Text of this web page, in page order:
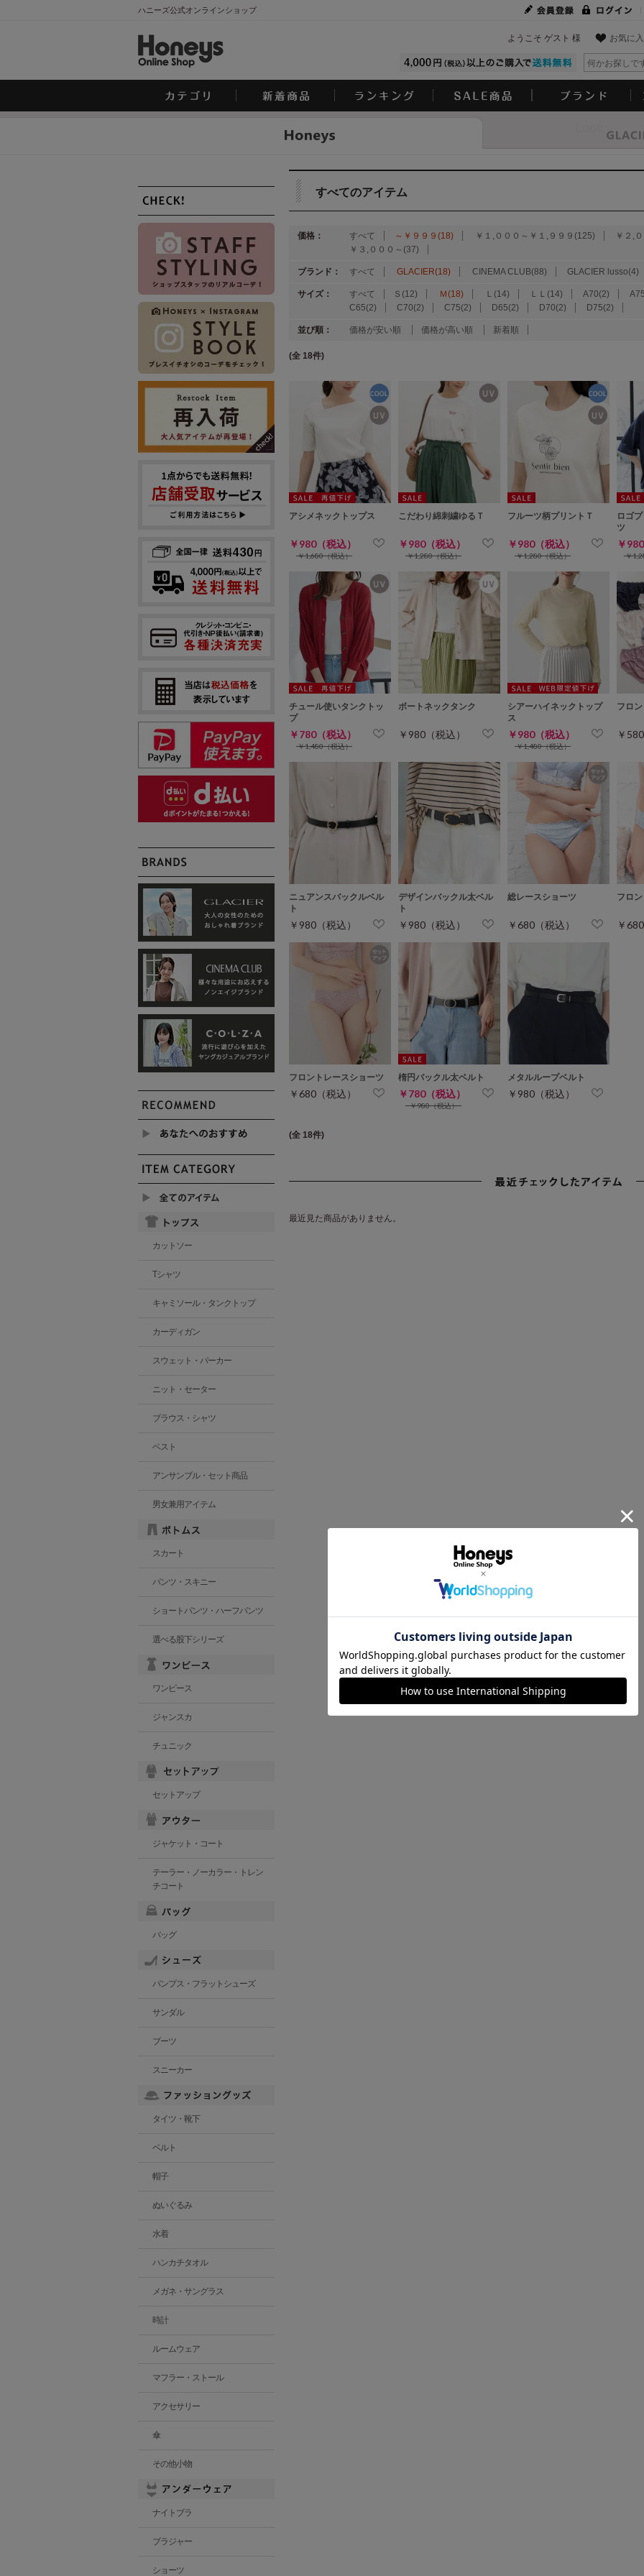
ハニーズ公式オンラインショップ
お気に入
ようこそ ゲスト 様
すべてのアイテム
価格： すべて ～￥９９９(18) ￥１,０００～￥１,９９９(125)
￥２,
￥３,０００～(37)
ブランド： すべて GLACIER(18) CINEMA CLUB(88) GLACIER lusso(4)
サイズ： すべて Ｓ(12) Ｍ(18) Ｌ(14) ＬＬ(14) A70(2)
C65(2)
C70(2) C75(2) D65(2) D70(2) D75(2)
並び順： 価格が安い順 価格が高い順 新着順
(全 18件)
アシメネックトップス
￥980（税込）
￥1,680（税込）
こだわり綿刺繍ゆるＴ
￥980（税込）
￥1,280（税込）
フルーツ柄プリントＴ
￥980（税込）
￥1,280（税込）
ロゴ
ツ
￥
￥
チュール使いタンクトッ
プ
￥780（税込）
￥1,480（税込）
ボートネックタンク
￥980（税込）
シアーハイネックトップ
ス
￥980（税込）
￥1,480（税込）
フロ
￥
ニュアンスバックルベル
ト
￥980（税込）
デザインバックル太ベル
ト
￥980（税込）
総レースショーツ
￥680（税込）
フロ
￥
フロントレースショーツ
￥680（税込）
楕円バックル太ベルト
￥780（税込）
￥980（税込）
メタルループベルト
￥980（税込）
(全 18件)
最近見た商品がありません。
カットソー
Tシャツ
キャミソール・タンクトップ
カーディガン
スウェット・パーカー
ニット・セーター
ブラウス・シャツ
ベスト
アンサンブル・セット商品
男女兼用アイテム
スカート
パンツ・スキニー
ショートパンツ・ハーフパンツ
選べる股下シリーズ
ワンピース
ジャンスカ
チュニック
セットアップ
ジャケット・コート
テーラー・ノーカラー・トレン
チコート
バッグ
パンプス・フラットシューズ
サンダル
ブーツ
スニーカー
タイツ・靴下
ベルト
帽子
ぬいぐるみ
水着
ハンカチタオル
メガネ・サングラス
時計
ルームウェア
マフラー・ストール
アクセサリー
傘
その他小物
ナイトブラ
ブラジャー
ショーツ